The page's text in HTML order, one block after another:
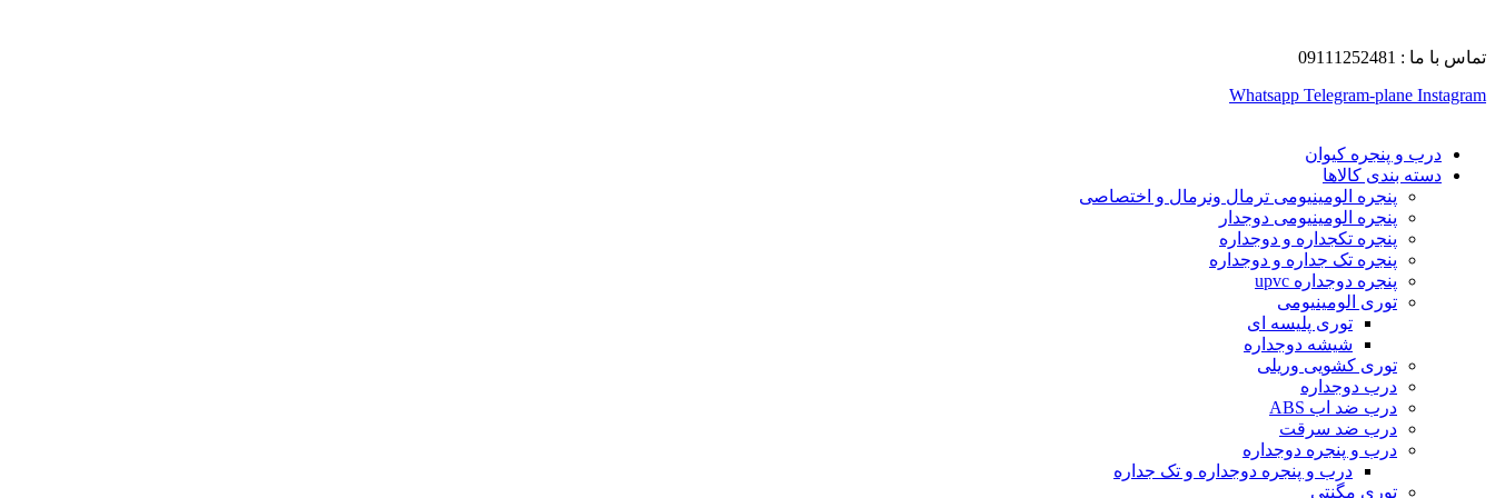
تماس با ما : 09111252481
Whatsapp Telegram-plane Instagram
درب و پنجره کیوان
دسته بندی کالاها
پنجره الومینیومی ترمال ونرمال و اختصاصی
پنجره الومینیومی دوجدار
پنجره تکجداره و دوجداره
پنجره تک جداره و دوجداره
پنجره دوجداره upvc
توری الومینیومی
توری پلیسه ای
شیشه دوجداره
توری کشویی وریلی
درب دوجداره
درب ضد اب ABS
درب ضد سرقت
درب و پنجره دوجداره
درب و پنجره دوجداره و تک جداره
توری مگنتی